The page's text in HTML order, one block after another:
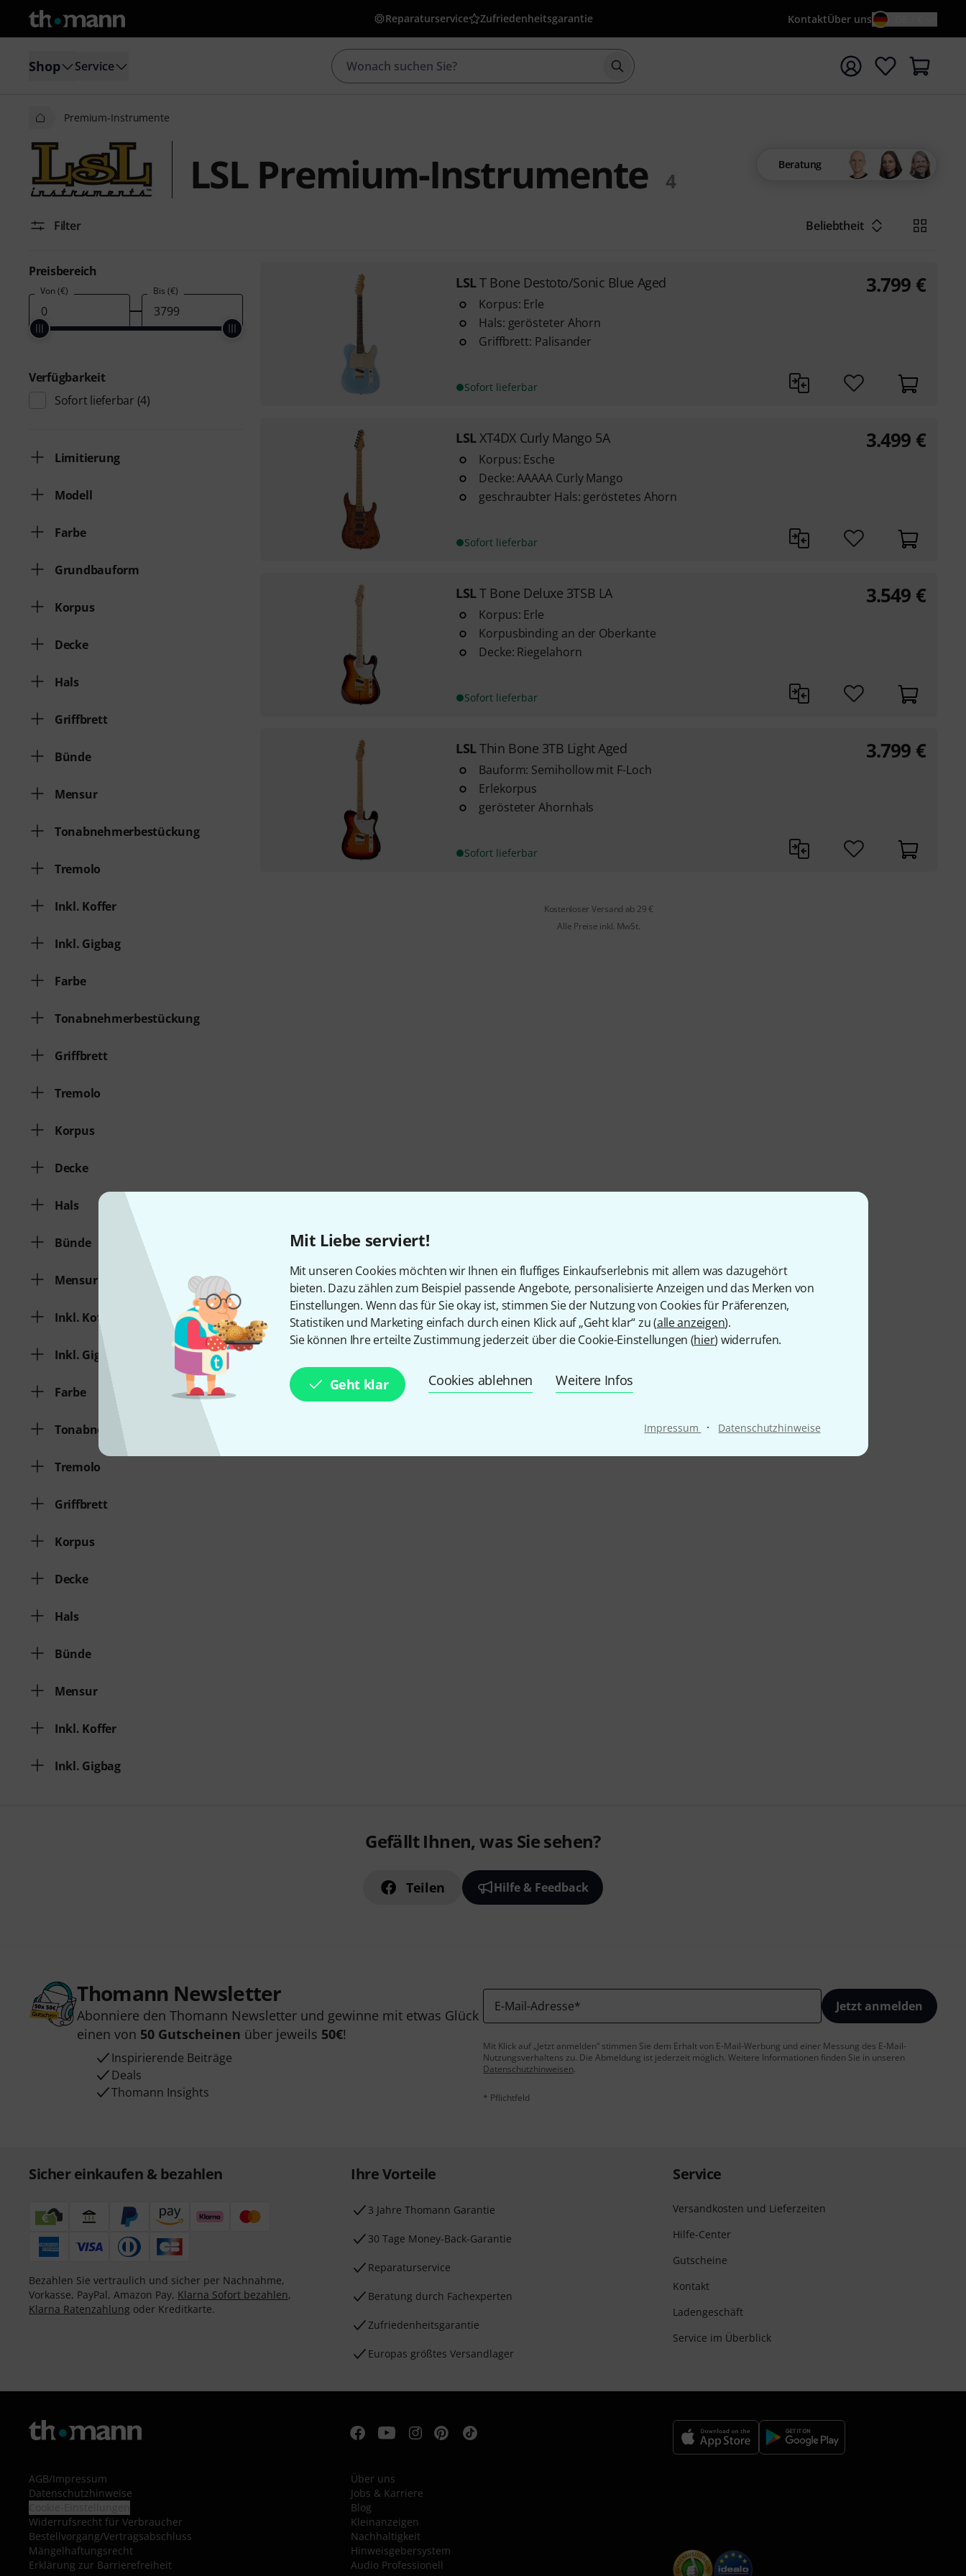
Mit Liebe serviert!
Mit unseren Cookies möchten wir Ihnen ein fluffiges Einkaufserlebnis mit allem was dazugehört
bieten. Dazu zählen zum Beispiel passende Angebote, personalisierte Anzeigen und das Merken von
Einstellungen. Wenn das für Sie okay ist, stimmen Sie der Nutzung von Cookies für Präferenzen,
Statistiken und Marketing einfach durch einen Klick auf „Geht klar“ zu (alle anzeigen).
Sie können Ihre erteilte Zustimmung jederzeit über die Cookie-Einstellungen (hier) widerrufen.
Geht klar Cookies ablehnen Weitere Infos
Impressum · Datenschutzhinweise
Reparaturservice Zufriedenheitsgarantie KontaktÜber uns
Shop Service Suche mit Suchwort {searchTerm} starten
Premium-Instrumente
LSL Premium-Instrumente 4
Beratung
Filter Beliebtheit
Preisbereich
Von (€) Bis (€)
Verfügbarkeit
Sofort lieferbar (4)
Limitierung
Modell
Farbe
Grundbauform
Korpus
Decke
Hals
Griffbrett
Bünde
Mensur
Tonabnehmerbestückung
Tremolo
Inkl. Koffer
Inkl. Gigbag
Farbe
Tonabnehmerbestückung
Griffbrett
Tremolo
Korpus
Decke
Hals
Bünde
Mensur
Inkl. Koffer
Inkl. Gigbag
Farbe
Tonabnehmerbestückung
Tremolo
Griffbrett
Korpus
Decke
Hals
Bünde
Mensur
Inkl. Koffer
Inkl. Gigbag
LSLT Bone Destoto/Sonic Blue Aged
Korpus: Erle
Hals: gerösteter Ahorn
Griffbrett: Palisander
Sofort lieferbar
3.799 €
LSLXT4DX Curly Mango 5A
Korpus: Esche
Decke: AAAAA Curly Mango
geschraubter Hals: geröstetes Ahorn
Sofort lieferbar
3.499 €
LSLT Bone Deluxe 3TSB LA
Korpus: Erle
Korpusbinding an der Oberkante
Decke: Riegelahorn
Sofort lieferbar
3.549 €
LSLThin Bone 3TB Light Aged
Bauform: Semihollow mit F-Loch
Erlekorpus
gerösteter Ahornhals
Sofort lieferbar
3.799 €
Kostenloser Versand ab 29 €
Alle Preise inkl. MwSt.
Gefällt Ihnen, was Sie sehen?
Teilen Hilfe & Feedback
Thomann Newsletter
Abonniere den Thomann Newsletter und gewinne mit etwas Glück
einen von 50 Gutscheinen über jeweils 50€!
Inspirierende Beiträge
Deals
Thomann Insights
E-Mail-Adresse* Jetzt anmelden
Mit Klick auf „Jetzt anmelden“ stimmen Sie dem Erhalt von E-Mail-Werbung und einer Messung des E-Mail-
Nutzungsverhaltens zu. Die Abmeldung ist jederzeit möglich. Weitere Informationen finden Sie in unseren
Datenschutzhinweisen.
* Pflichtfeld
Sicher einkaufen & bezahlen
Bezahlen Sie vertraulich und sicher per Nachnahme,
Vorkasse, PayPal, Amazon Pay, Klarna Sofort bezahlen,
Klarna Ratenzahlung oder Kreditkarte.
Ihre Vorteile
3 Jahre Thomann Garantie
30 Tage Money-Back-Garantie
Reparaturservice
Beratung durch Fachexperten
Zufriedenheitsgarantie
Europas größtes Versandlager
Service
Versandkosten und Lieferzeiten
Hilfe-Center
Gutscheine
Kontakt
Ladengeschäft
Service im Überblick
AGB/Impressum
Datenschutzhinweise
Widerrufsrecht für Verbraucher
Bestellvorgang/Vertragsabschluss
Mängelhaftungsrecht
Erklärung zur Barrierefreiheit
Über uns
Jobs & Karriere
Blog
Kleinanzeigen
Nachhaltigkeit
Hinweisgebersystem
Audio Professionell